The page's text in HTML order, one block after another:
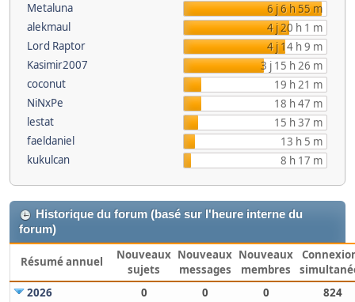
Metaluna
6 j 6 h 55 m
alekmaul
4 j 20 h 1 m
Lord Raptor
4 j 14 h 9 m
Kasimir2007
3 j 15 h 26 m
coconut
19 h 21 m
NiNxPe
18 h 47 m
lestat
15 h 37 m
faeldaniel
13 h 5 m
kukulcan
8 h 17 m
Historique du forum (basé sur l'heure interne du
forum)
Résumé annuel
Nouveaux
sujets
Nouveaux
messages
Nouveaux
membres
2026
0 0 0 824